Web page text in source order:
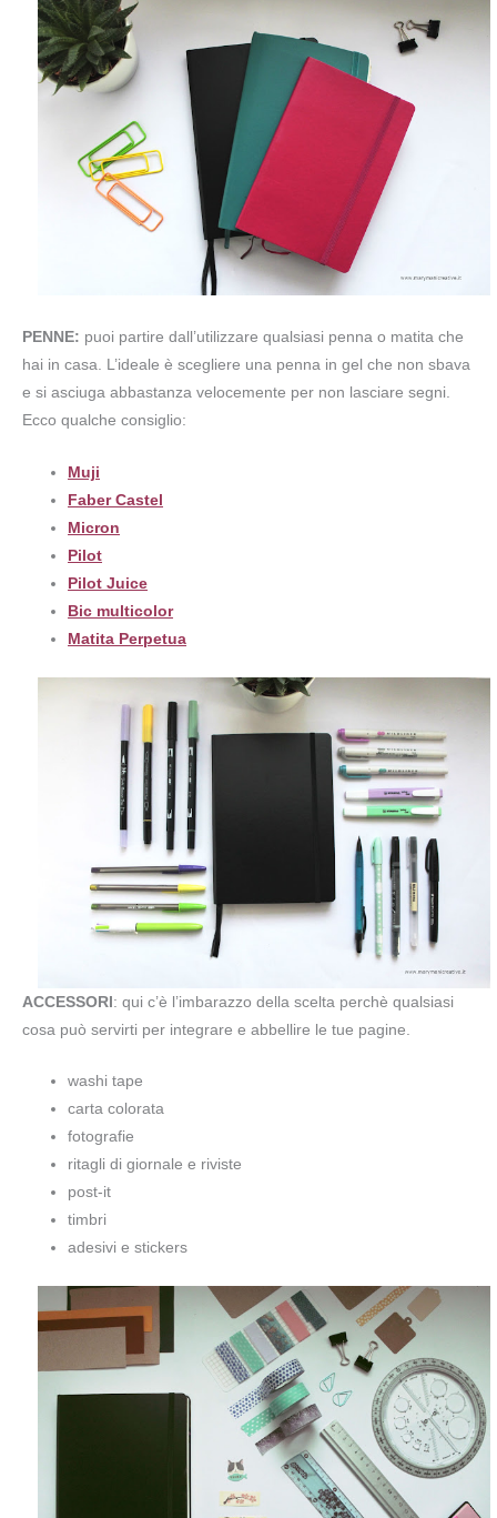
PENNE: puoi partire dall’utilizzare qualsiasi penna o matita che
hai in casa. L’ideale è scegliere una penna in gel che non sbava
e si asciuga abbastanza velocemente per non lasciare segni.
Ecco qualche consiglio:
Muji
Faber Castel
Micron
Pilot
Pilot Juice
Bic multicolor
Matita Perpetua
ACCESSORI: qui c’è l’imbarazzo della scelta perchè qualsiasi
cosa può servirti per integrare e abbellire le tue pagine.
washi tape
carta colorata
fotografie
ritagli di giornale e riviste
post-it
timbri
adesivi e stickers